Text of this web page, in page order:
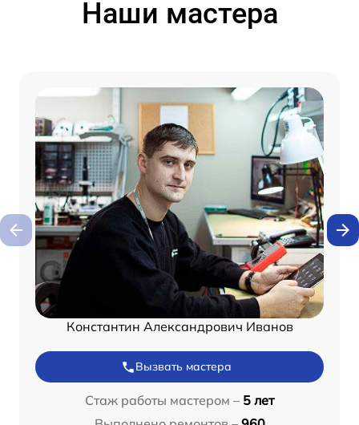
Наши мастера
Константин Александрович Иванов
Вызвать мастера
Стаж работы мастером – 5 лет